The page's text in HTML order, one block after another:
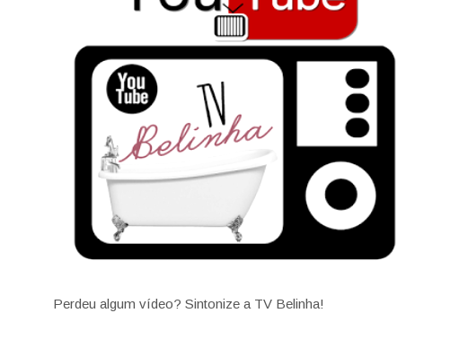
Perdeu algum vídeo? Sintonize a TV Belinha!